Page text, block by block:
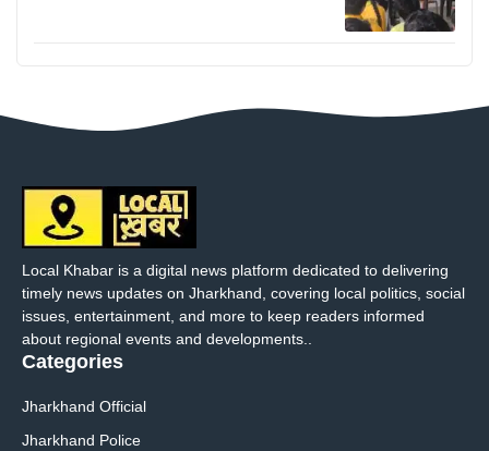
Local Khabar is a digital news platform dedicated to delivering
timely news updates on Jharkhand, covering local politics, social
issues, entertainment, and more to keep readers informed
about regional events and developments..
Categories
Jharkhand Official
Jharkhand Police